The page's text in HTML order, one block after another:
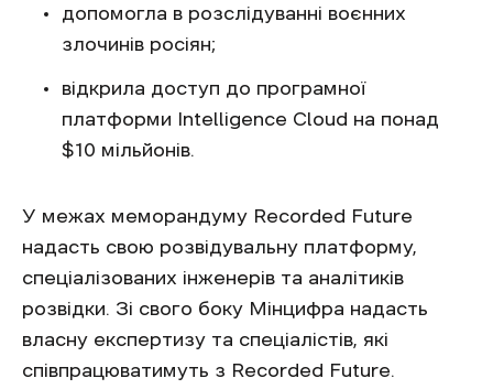
допомогла в розслідуванні воєнних
злочинів росіян;
відкрила доступ до програмної
платформи Intelligence Cloud на понад
$10 мільйонів.
У межах меморандуму Recorded Future
надасть свою розвідувальну платформу,
спеціалізованих інженерів та аналітиків
розвідки. Зі свого боку Мінцифра надасть
власну експертизу та спеціалістів, які
співпрацюватимуть з Recorded Future.